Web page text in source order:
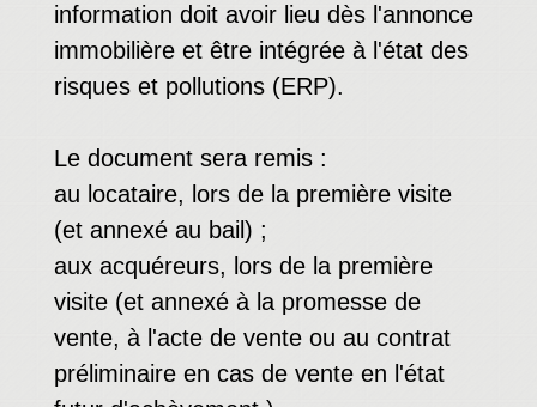
information doit avoir lieu dès l'annonce
immobilière et être intégrée à l'état des
risques et pollutions (ERP).
Le document sera remis :
au locataire, lors de la première visite
(et annexé au bail) ;
aux acquéreurs, lors de la première
visite (et annexé à la promesse de
vente, à l'acte de vente ou au contrat
préliminaire en cas de vente en l'état